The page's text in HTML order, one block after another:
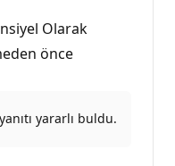
Olarak
önce
yararlı buldu.